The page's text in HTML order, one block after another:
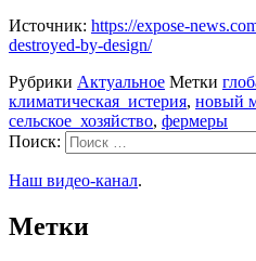
Источник: https://expose-
destroyed-by-design/
Рубрики Актуальное Метки
климатическая_истерия, новый
сельское_хозяйство, фермеры
Поиск:
Наш видео-канал.
Метки